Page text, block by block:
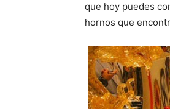
que hoy puedes
hornos que